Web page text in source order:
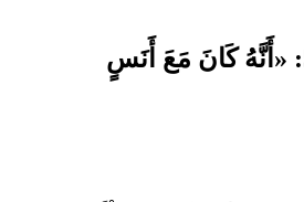
تخريج حديث 561: «أَنَّهُ كَانَ مَعَ أَنَسٍ